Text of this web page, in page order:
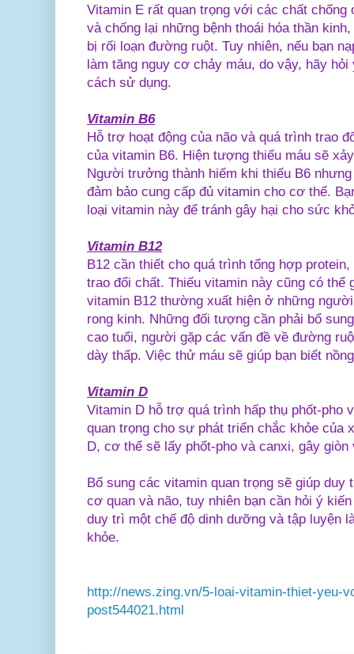
Vitamin E rất quan trọng với các chất chống
và chống lại những bệnh thoái hóa thần
bị rối loạn đường ruột. Tuy nhiên, nếu bạn
làm tăng nguy cơ chảy máu, do vậy, hãy
cách sử dụng.
Vitamin B6
Hỗ trợ hoạt động của não và quá trình trao
của vitamin B6. Hiện tượng thiếu máu sẽ
Người trưởng thành hiếm khi thiếu B6
đảm bảo cung cấp đủ vitamin cho cơ thể.
loại vitamin này để tránh gây hại cho sức
Vitamin B12
B12 cần thiết cho quá trình tổng hợp
trao đổi chất. Thiếu vitamin này cũng có thể
vitamin B12 thường xuất hiện ở những
rong kinh. Những đối tượng cần phải bổ
cao tuổi, người gặp các vấn đề về đường
dày thấp. Việc thử máu sẽ giúp bạn biết
Vitamin D
Vitamin D hỗ trợ quá trình hấp thụ phốt-pho
quan trọng cho sự phát triển chắc khỏe của
D, cơ thể sẽ lấy phốt-pho và canxi, gây
Bổ sung các vitamin quan trọng sẽ giúp
cơ quan và não, tuy nhiên bạn cần hỏi ý
duy trì một chế độ dinh dưỡng và tập luyện
khỏe.
http://news.zing.vn/5-loai-vitamin-thiet-yeu-
post544021.html